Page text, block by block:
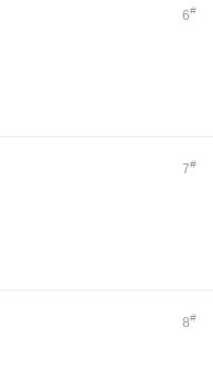
6#
7#
8#